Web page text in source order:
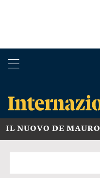
IL NUOVO DE MAURO